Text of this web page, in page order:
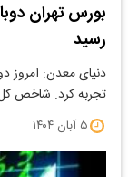
بورس تهران
رسید
تجربه کرد. شاخص کل با افزایش
۵ آبان ۱۴۰۴